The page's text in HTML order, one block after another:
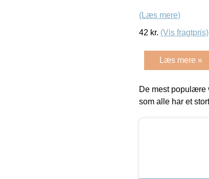
(Læs mere)
42 kr. (Vis fragtpris)
Læs mere »
De mest populære
som alle har et